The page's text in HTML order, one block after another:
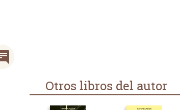
Otros libros del autor